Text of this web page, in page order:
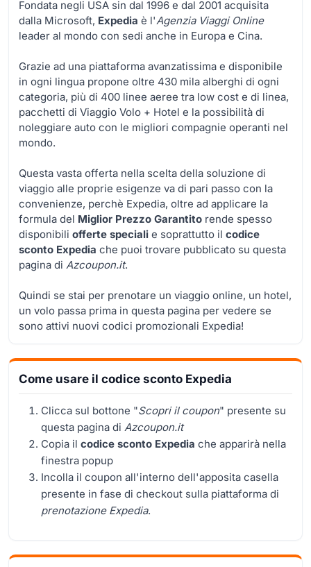
Fondata negli USA sin dal 1996 e dal 2001 acquisita
dalla Microsoft, Expedia è l'Agenzia Viaggi Online
leader al mondo con sedi anche in Europa e Cina.
Grazie ad una piattaforma avanzatissima e disponibile
in ogni lingua propone oltre 430 mila alberghi di ogni
categoria, più di 400 linee aeree tra low cost e di linea,
pacchetti di Viaggio Volo + Hotel e la possibilità di
noleggiare auto con le migliori compagnie operanti nel
mondo.
Questa vasta offerta nella scelta della soluzione di
viaggio alle proprie esigenze va di pari passo con la
convenienze, perchè Expedia, oltre ad applicare la
formula del Miglior Prezzo Garantito rende spesso
disponibili offerte speciali e soprattutto il codice
sconto Expedia che puoi trovare pubblicato su questa
pagina di Azcoupon.it.
Quindi se stai per prenotare un viaggio online, un hotel,
un volo passa prima in questa pagina per vedere se
sono attivi nuovi codici promozionali Expedia!
Come usare il codice sconto Expedia
Clicca sul bottone "Scopri il coupon" presente su
questa pagina di Azcoupon.it
Copia il codice sconto Expedia che apparirà nella
finestra popup
Incolla il coupon all'interno dell'apposita casella
presente in fase di checkout sulla piattaforma di
prenotazione Expedia.